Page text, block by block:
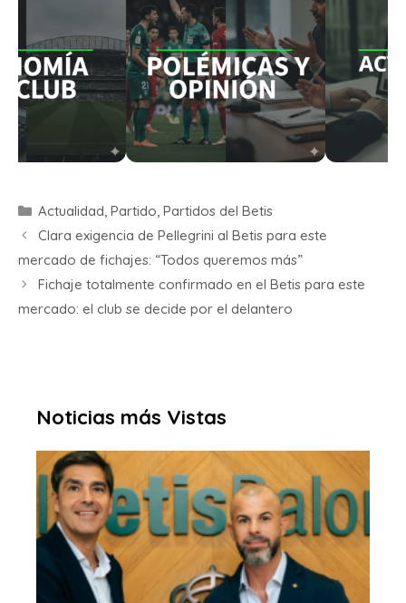
Actualidad Partido Partidos del Betis
Clara exigencia de Pellegrini al Betis para este
mercado de fichajes: “Todos queremos más”
Fichaje totalmente confirmado en el Betis para este
mercado: el club se decide por el delantero
Noticias más Vistas